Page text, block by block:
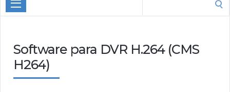
Software para DVR H.264 (CMS
H264)